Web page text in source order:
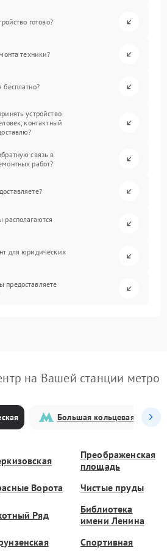
готово?
техники?
бесплатно?
устройство
контактный
связь в
работ?
для юридических
на Вашей станции метро
Большая кольцевая
Преображенская
площадь
Ворота Чистые пруды
Ряд
Библиотека
имени Ленина
Спортивная